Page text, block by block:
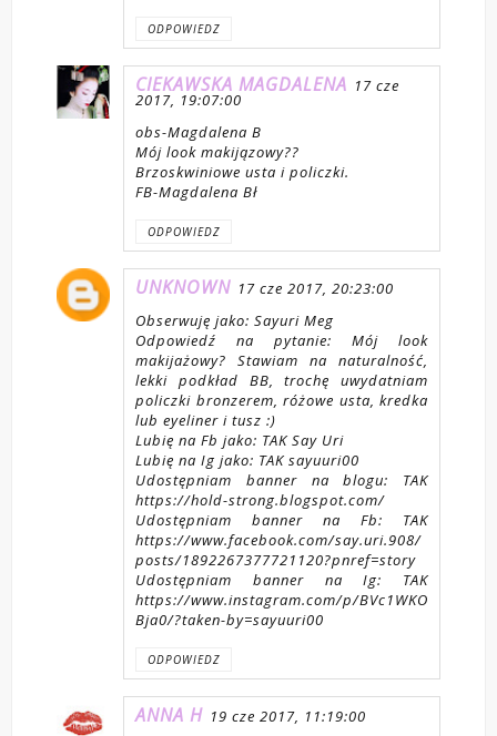
ODPOWIEDZ
CIEKAWSKA MAGDALENA 17 cze
2017, 19:07:00
obs-Magdalena B
Mój look makijązowy??
Brzoskwiniowe usta i policzki.
FB-Magdalena Bł
ODPOWIEDZ
UNKNOWN 17 cze 2017, 20:23:00
Obserwuję jako: Sayuri Meg
Odpowiedź na pytanie: Mój look
makijażowy? Stawiam na naturalność,
lekki podkład BB, trochę uwydatniam
policzki bronzerem, różowe usta, kredka
lub eyeliner i tusz :)
Lubię na Fb jako: TAK Say Uri
Lubię na Ig jako: TAK sayuuri00
Udostępniam banner na blogu: TAK
https://hold-strong.blogspot.com/
Udostępniam banner na Fb: TAK
https://www.facebook.com/say.uri.908/
posts/1892267377721120?pnref=story
Udostępniam banner na Ig: TAK
https://www.instagram.com/p/BVc1WKO
Bja0/?taken-by=sayuuri00
ODPOWIEDZ
ANNA H 19 cze 2017, 11:19:00